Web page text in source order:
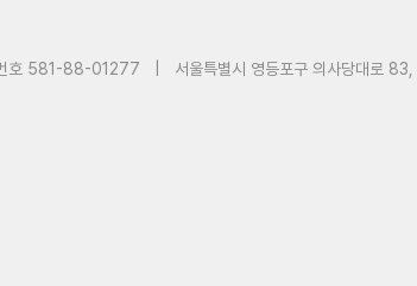
호 581-88-01277
서울특별시 영등포구 의사당대로